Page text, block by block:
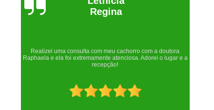
Joelma Lilian
Um lugar maravilhoso. Sempre serei grata pelo que fizeram por
nós!